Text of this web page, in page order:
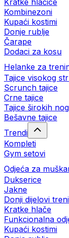
Kratke hlačice
Kombinezoni
Kupaći kostimi
Donje rublje
Čarape
Dodaci za kosu
Helanke za
Tajice visokog
Scrunch tajice
Crne tajice
Tajice širokih
Bešavne tajice
Trendi
Kompleti
Gym setovi
Odjeća za
Dukserice
Jakne
Donji dijelovi
Kratke hlače
Funkcionalna
Kupaći kostimi